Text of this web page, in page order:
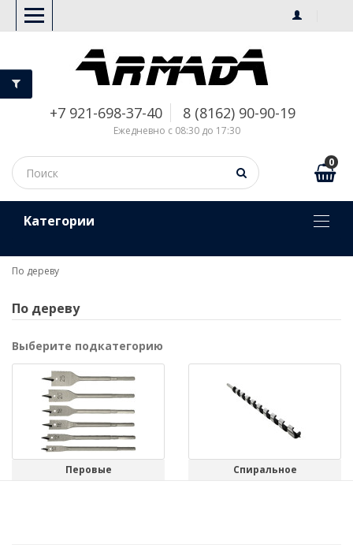
+7 921-698-37-40 8 (8162) 90-90-19
Ежедневно с 08:30 до 17:30
0
Kатегории
По дереву
По дереву
Выберите подкатегорию
Перовые Спиральное